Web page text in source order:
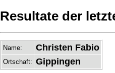
Resultate der
Name: Christen Fabio
Ortschaft: Gippingen